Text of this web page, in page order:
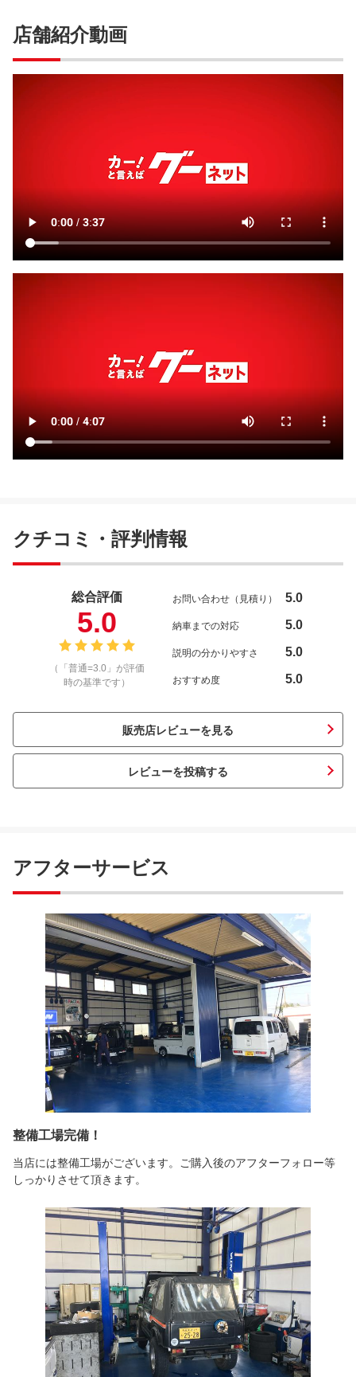
店舗紹介動画
クチコミ・評判情報
総合評価
5.0
（「普通=3.0」が評価
時の基準です）
お問い合わせ（見積り） 5.0
納車までの対応 5.0
説明の分かりやすさ 5.0
おすすめ度 5.0
販売店レビューを見る
レビューを投稿する
アフターサービス
整備工場完備！
当店には整備工場がございます。ご購入後のアフターフォロー等
しっかりさせて頂きます。